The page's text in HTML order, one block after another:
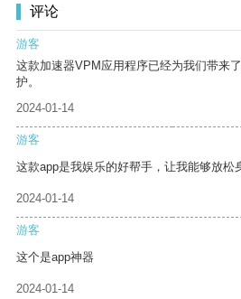
评论
游客
这款加速器VPM应用程序已经为我们带来
护。
2024-01-14
游客
这款app是我娱乐的好帮手，让我能够放松
2024-01-14
游客
这个是app神器
2024-01-14